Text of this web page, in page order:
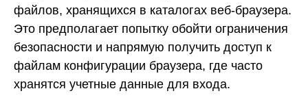
файлов, хранящихся в каталогах веб-браузера.
Это предполагает попытку обойти ограничения
безопасности и напрямую получить доступ к
файлам конфигурации браузера, где часто
хранятся учетные данные для входа.